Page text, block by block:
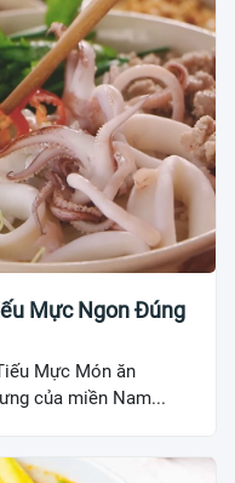
Mực Ngon Đúng
Mực Món ăn
của miền Nam...